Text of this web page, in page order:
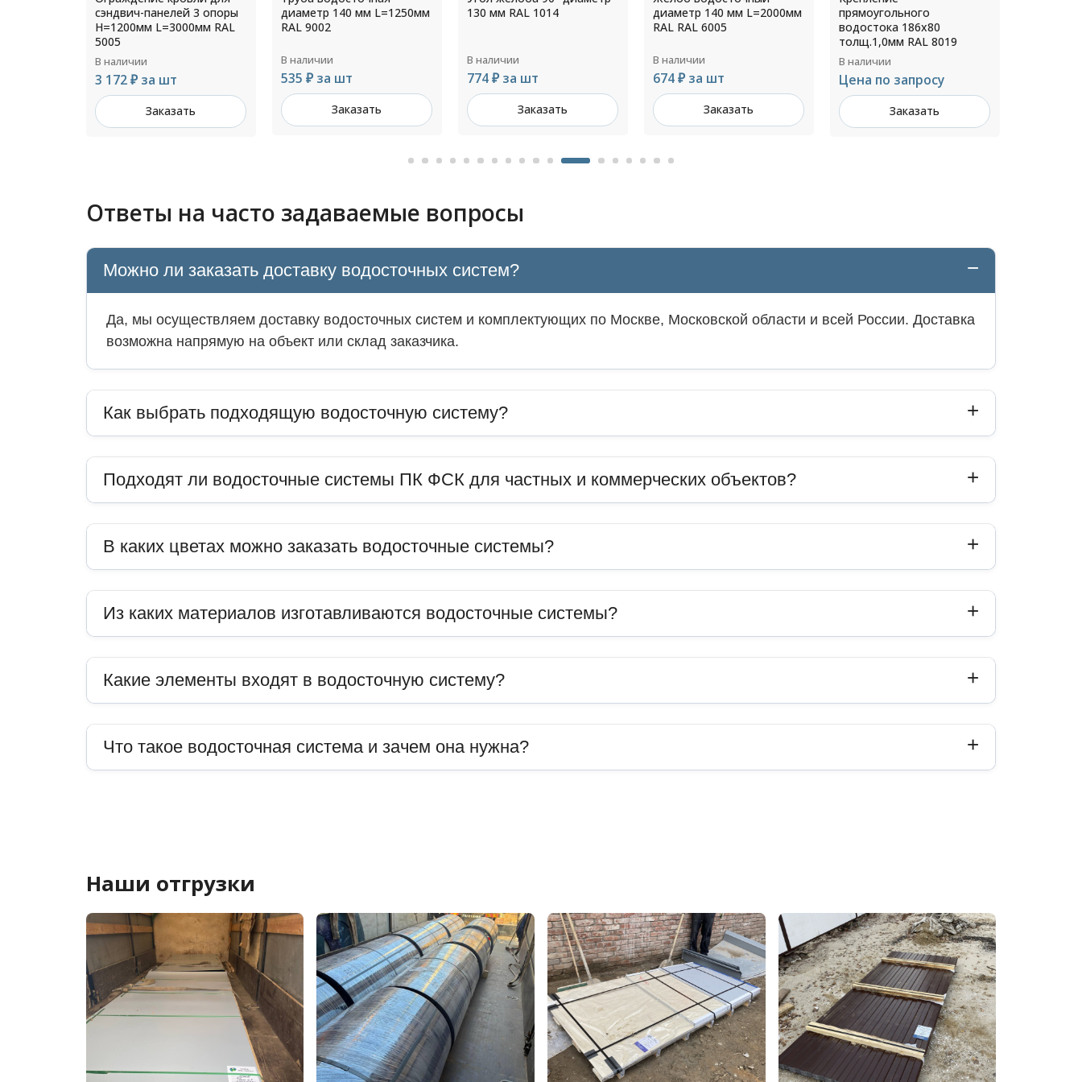
диаметр 140 мм L=1250мм
RAL 9002
В наличии
535 ₽ за шт
Заказать
130 мм RAL 1014
В наличии
774 ₽ за шт
Заказать
диаметр 140 мм L=2000мм
В наличии
674 ₽ за шт
Заказать
прямоугольного
водостока 186х80
В наличии
Цена по запросу
Заказать
прямоугольного
водостока 346х240
толщ.1,4мм RAL 1014
В наличии
Цена по запросу
Заказать
Ответы на часто задаваемые вопросы
Можно ли заказать доставку водосточных систем?
Да, мы осуществляем доставку водосточных систем и комплектующих по Москве, Московской области и всей России. Доставка
возможна напрямую на объект или склад заказчика.
Как выбрать подходящую водосточную систему?
Подходят ли водосточные системы ПК ФСК для частных и коммерческих объектов?
В каких цветах можно заказать водосточные системы?
Из каких материалов изготавливаются водосточные системы?
Какие элементы входят в водосточную систему?
Что такое водосточная система и зачем она нужна?
Наши отгрузки